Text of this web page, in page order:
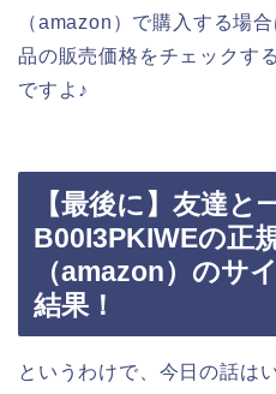
（amazon）で購入する場
品の販売価格をチェックす
ですよ♪
【最後に】友達と
B00I3PKIWEの正
（amazon）のサ
結果！
というわけで、今日の話は